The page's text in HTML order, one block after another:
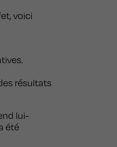
voici
résultats
lui-
été